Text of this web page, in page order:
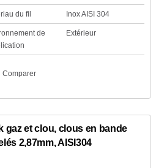
du fil Inox AISI 304
de
Extérieur
Comparer
gaz et clou, clous en bande
2,87mm, AISI304